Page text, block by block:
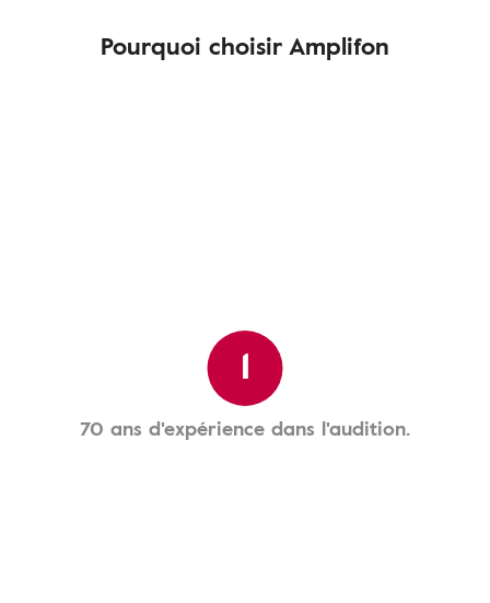
Pourquoi choisir Amplifon
1
70 ans d'expérience dans l'audition.